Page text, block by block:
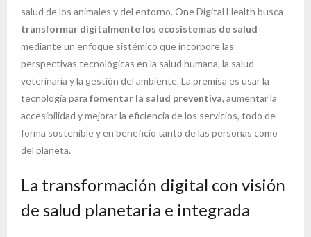
salud de los animales y del entorno. One Digital Health busca
transformar digitalmente los ecosistemas de salud
mediante un enfoque sistémico que incorpore las
perspectivas tecnológicas en la salud humana, la salud
veterinaria y la gestión del ambiente. La premisa es usar la
tecnología para fomentar la salud preventiva, aumentar la
accesibilidad y mejorar la eficiencia de los servicios, todo de
forma sostenible y en beneficio tanto de las personas como
del planeta.
La transformación digital con visión
de salud planetaria e integrada